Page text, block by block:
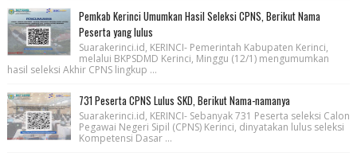
Pemkab Kerinci Umumkan Hasil Seleksi CPNS, Berikut Nama
Peserta yang lulus
Suarakerinci.id, KERINCI- Pemerintah Kabupaten Kerinci,
melalui BKPSDMD Kerinci, Minggu (12/1) mengumumkan
hasil seleksi Akhir CPNS lingkup ...
731 Peserta CPNS Lulus SKD, Berikut Nama-namanya
Suarakerinci.id, KERINCI- Sebanyak 731 Peserta seleksi Calon
Pegawai Negeri Sipil (CPNS) Kerinci, dinyatakan lulus seleksi
Kompetensi Dasar ...